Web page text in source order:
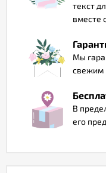
текст
вместе
Мы
свежим
В
его